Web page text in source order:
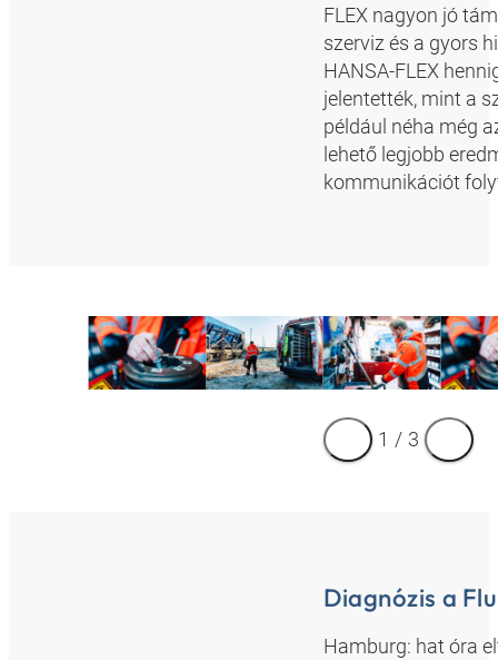
FLEX nagyon jó
szerviz és a gyors
HANSA-FLEX
jelentették, mint a
például néha még
lehető legjobb
kommunikációt
1 / 3
Diagnózis a
Hamburg: hat óra